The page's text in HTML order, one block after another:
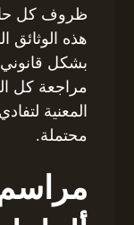
ظروف كل
هذه الوثائق
بشكل
مراجعة كل
المعنية
محتملة.